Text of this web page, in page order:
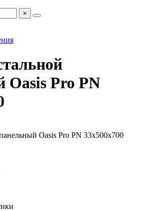
×
Oasis Pro PN